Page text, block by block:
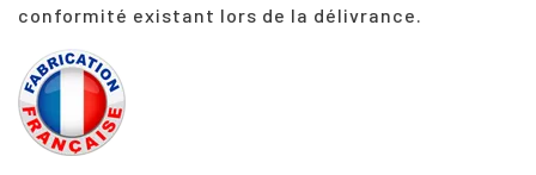
conformité existant lors de la délivrance.